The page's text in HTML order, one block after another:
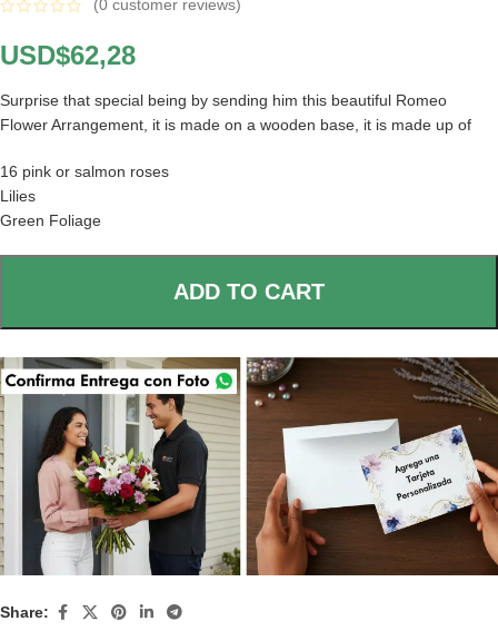
(0 customer reviews)
USD$62,28
Surprise that special being by sending him this beautiful Romeo
Flower Arrangement, it is made on a wooden base, it is made up of
16 pink or salmon roses
Lilies
Green Foliage
ADD TO CART
Share: